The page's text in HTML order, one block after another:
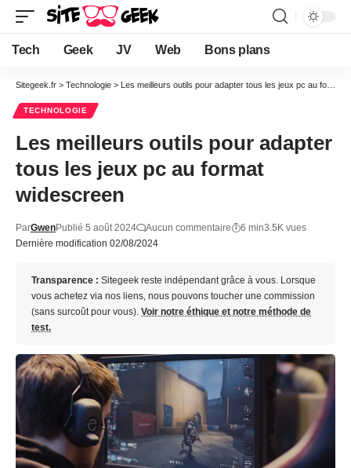
Tech Geek JV Web Bons plans
Sitegeek.fr > Technologie > Les meilleurs outils pour adapter tous les jeux pc au format widescreen
TECHNOLOGIE
Les meilleurs outils pour adapter
tous les jeux pc au format
widescreen
Dernière modification 02/08/2024
ParGwenPublié 5 août 2024 Aucun commentaire 6 min3.5K vues
Transparence : Sitegeek reste indépendant grâce à vous. Lorsque
vous achetez via nos liens, nous pouvons toucher une commission
(sans surcoût pour vous). Voir notre éthique et notre méthode de
test.